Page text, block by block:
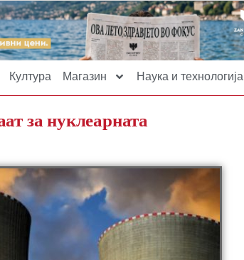
Култура Магазин Наука и технологија
за нуклеарната